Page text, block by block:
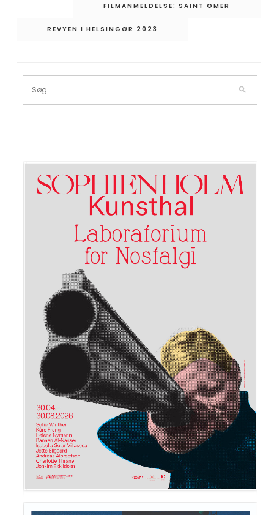
IndlægsnavigationFILMANMELDELSE: SAINT OMER
REVYEN I HELSINGØR 2023